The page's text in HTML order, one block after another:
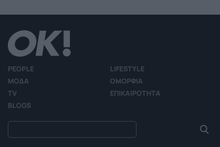
PEOPLE
LIFESTYLE
ΜΟΔΑ
ΟΜΟΡΦΙΑ
TV
ΕΠΙΚΑΙΡΟΤΗΤΑ
BLOGS